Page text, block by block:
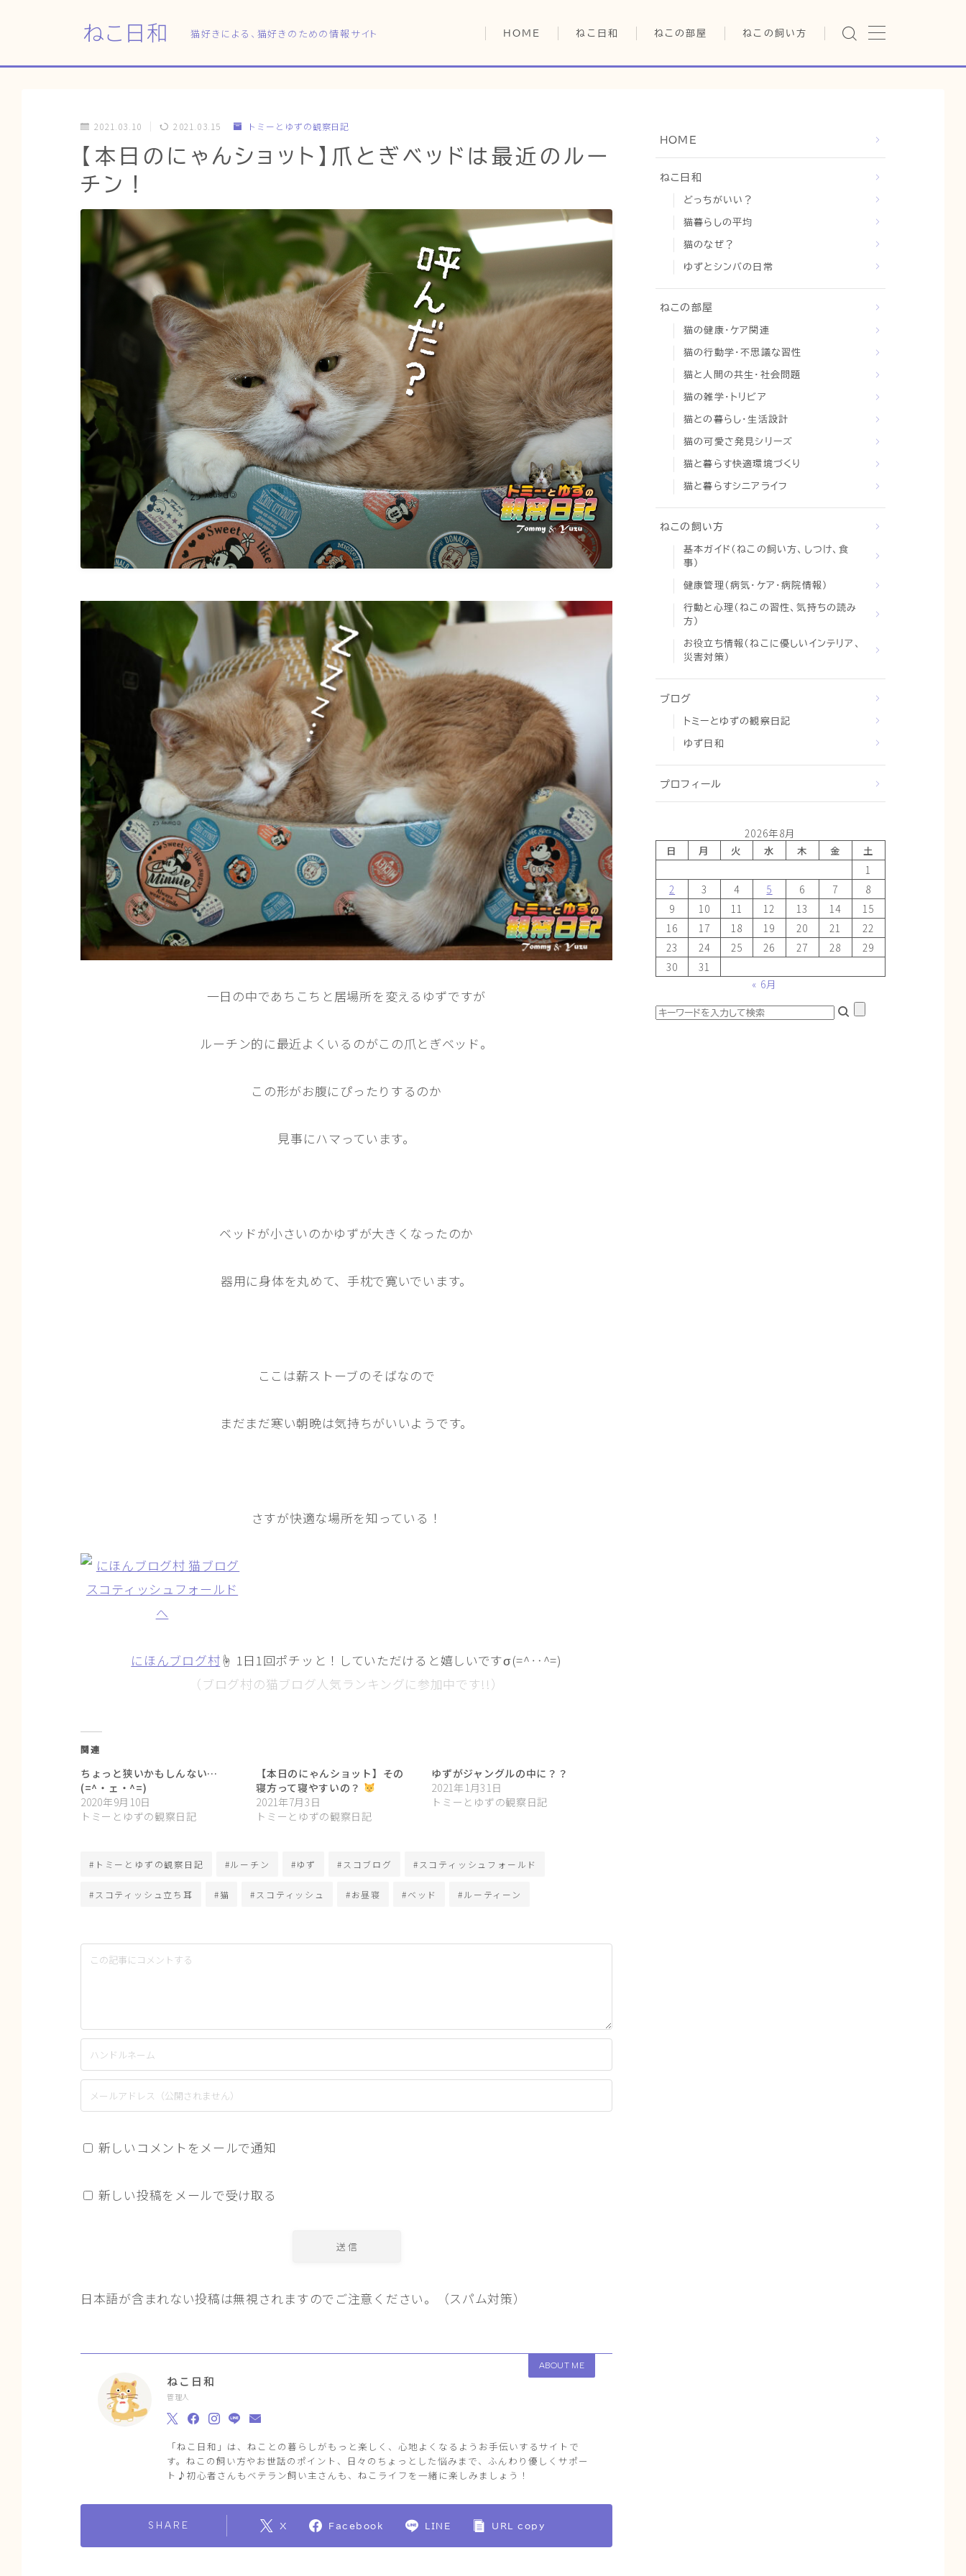
ねこ日和 猫好きによる、猫好きのための情報サイト HOME ねこ日和
どっちがいい？
ゆずとシンバの日常
ねこの部屋
猫の雑学・トリビア
猫と暮らす快適環境づくり
猫と暮らすシニアライフ
猫と人間の共生・社会問題
ねこの飼い方
基本ガイド（ねこの飼い方、し
行動と心理（ねこの習性、気
お役立ち情報（ねこに優しい
インテリア、災害対策）
グッズレビュー（キャットフー
ド、トイレ、爪とぎ）
どっちがいい？
猫暮らしの平均
猫のなぜ？
ゆずとシンバの日常
ねこの部屋
猫の健康・ケア関連
猫の行動学・不思議な習性
猫と人間の共生・社会問題
猫の雑学・トリビア
猫との暮らし・生活設計
猫の可愛さ発見シリーズ
猫と暮らす快適環境づくり
猫と暮らすシニアライフ
基本ガイド（ねこの飼い方、しつけ、食
健康管理（病気・ケア・病院情報）
行動と心理（ねこの習性、気持ちの読
み方）
お役立ち情報（ねこに優しいインテリ
ア、災害対策）
ブログ
トミーとゆずの観察日記
ゆず日和
プロフィール
2021.03.10 2021.03.15 トミーとゆずの観察日記
【本日のにゃんショット】爪とぎベッドは最近のルー
チン！
一日の中であちこちと居場所を変えるゆずですが
ルーチン的に最近よくいるのがこの爪とぎベッド。
この形がお腹にぴったりするのか
見事にハマっています。
ベッドが小さいのかゆずが大きくなったのか
器用に身体を丸めて、手枕で寛いでいます。
ここは薪ストーブのそばなので
まだまだ寒い朝晩は気持ちがいいようです。
さすが快適な場所を知っている！
にほんブログ村 ☝ 1日1回ポチッと！していただけると嬉しいですσ(=^‥^=)
（ブログ村の猫ブログ人気ランキングに参加中です!!）
関連
ちょっと狭いかもしんない…
(=^・ェ・^=)
2020年9月10日
トミーとゆずの観察日記
【本日のにゃんショット】その
寝方って寝やすいの？
2021年7月3日
トミーとゆずの観察日記
ゆずがジャングルの中に？？
2021年1月31日
トミーとゆずの観察日記
#トミーとゆずの観察日記 #ルーチン #ゆず #スコブログ #スコティッシュフォールド
#スコティッシュ立ち耳 #猫 #スコティッシュ #お昼寝 #ベッド #ルーティーン
新しいコメントをメールで通知
新しい投稿をメールで受け取る
日本語が含まれない投稿は無視されますのでご注意ください。（スパム対策）
ABOUT ME
ねこ日和
管理人
「ねこ日和」は、ねことの暮らしがもっと楽しく、心地よくなるようお手伝いするサイトで
す。ねこの飼い方やお世話のポイント、日々のちょっとした悩みまで、ふんわり優しくサポー
ト♪初心者さんもベテラン飼い主さんも、ねこライフを一緒に楽しみましょう！
SHARE X Facebook LINE URL copy
HOME
ねこ日和
どっちがいい？
猫暮らしの平均
猫のなぜ？
ゆずとシンバの日常
ねこの部屋
猫の健康・ケア関連
猫の行動学・不思議な習性
猫と人間の共生・社会問題
猫の雑学・トリビア
猫との暮らし・生活設計
猫の可愛さ発見シリーズ
猫と暮らす快適環境づくり
猫と暮らすシニアライフ
ねこの飼い方
基本ガイド（ねこの飼い方、しつけ、食
事）
健康管理（病気・ケア・病院情報）
行動と心理（ねこの習性、気持ちの読み
方）
お役立ち情報（ねこに優しいインテリア、
災害対策）
ブログ
トミーとゆずの観察日記
ゆず日和
プロフィール
2026年8月
日
月 火 水 木 金
土
1
2
3 4 5 6 7
8
9
10 11 12 13 14
15
16
17 18 19 20 21
22
23
24 25 26 27 28
29
30
31
« 6月